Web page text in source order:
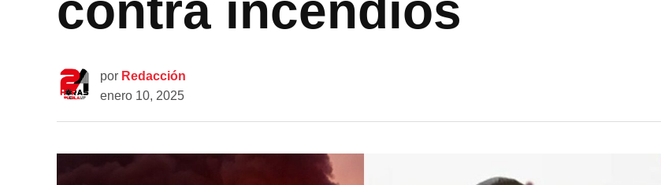
por Redacción
enero 10, 2025